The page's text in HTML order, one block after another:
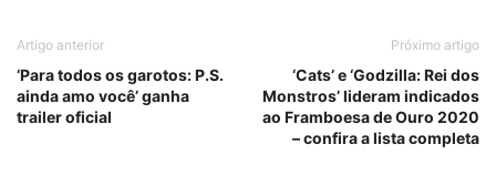
Artigo anterior
‘Para todos os garotos: P.S.
ainda amo você’ ganha
trailer oficial
Próximo artigo
‘Cats’ e ‘Godzilla: Rei dos
Monstros’ lideram indicados
ao Framboesa de Ouro 2020
– confira a lista completa